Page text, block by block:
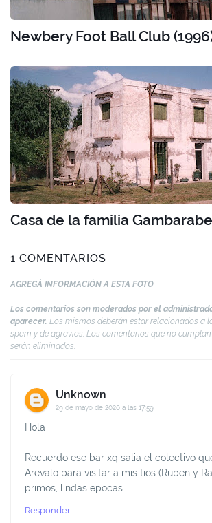
Newbery Foot Ball Club
Casa de la familia
1 COMENTARIOS
AGREGÁ INFORMACIÓN A ESTA FOTO
Los comentarios son moderados por el
aparecer. Los mismos deberán estar relacionados a
spam y de agravios. Los comentarios que no
serán eliminados.
Unknown
29 de mayo de 2020 a las 17:59
Hola
Recuerdo ese bar xq salia el colectivo
Arevalo para visitar a mis tios (Ruben y
primos, lindas epocas.
Responder